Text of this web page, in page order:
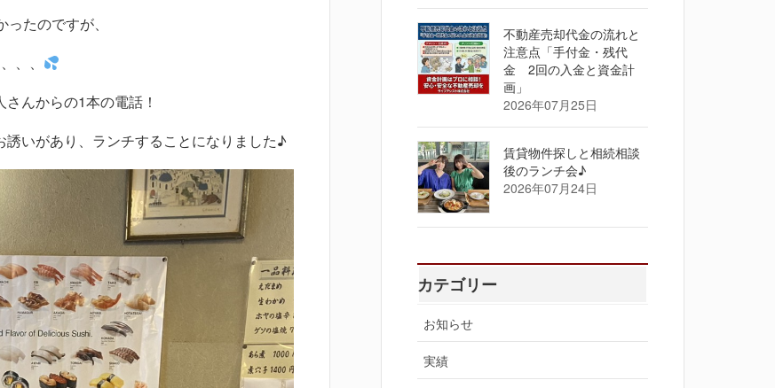
たのですが、
、、
んからの1本の電話！
誘いがあり、ランチすることになりました♪
不動産売却代金の流れと
注意点「手付金・残代
金 2回の入金と資金計
画」
2026年07月25日
賃貸物件探しと相続相談
後のランチ会♪
2026年07月24日
カテゴリー
お知らせ
実績